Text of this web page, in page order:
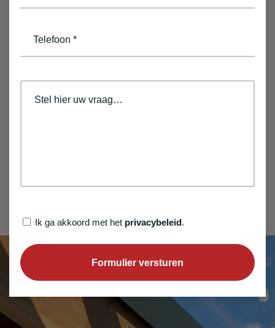
(Vereist)
telefoon
(Vereist)
Privacybeleid
Ik ga akkoord met het privacybeleid.